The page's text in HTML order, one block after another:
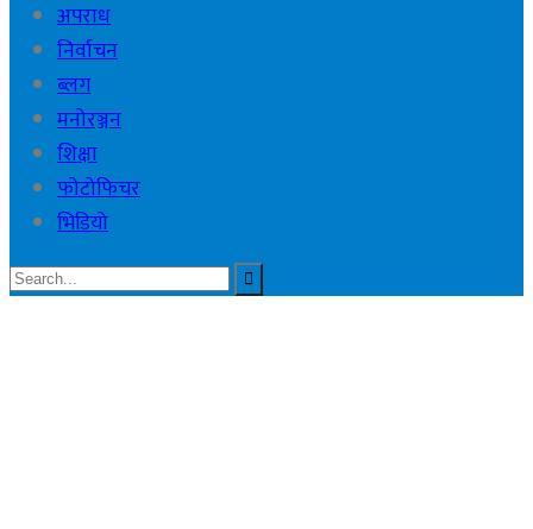
अपराध
निर्वाचन
ब्लग
मनोरञ्जन
शिक्षा
फोटोफिचर
भिडियो